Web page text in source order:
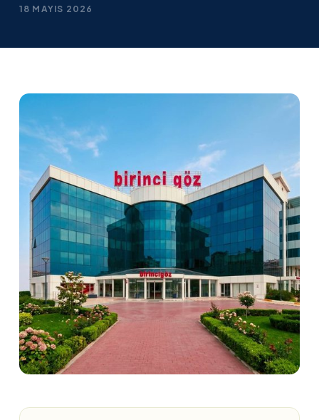
18 MAYIS 2026